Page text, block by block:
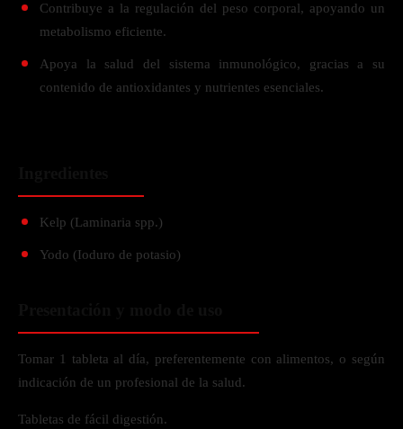
Contribuye a la regulación del peso corporal, apoyando un
metabolismo eficiente.
Apoya la salud del sistema inmunológico, gracias a su
contenido de antioxidantes y nutrientes esenciales.
Kelp (Laminaria spp.)
Yodo (Ioduro de potasio)
Tomar 1 tableta al día, preferentemente con alimentos, o según
indicación de un profesional de la salud.
Tabletas de fácil digestión.